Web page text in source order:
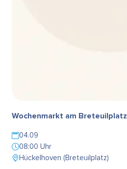
Wochenmarkt am Breteuilplatz
04.09
08:00 Uhr
Hückelhoven (Breteuilplatz)